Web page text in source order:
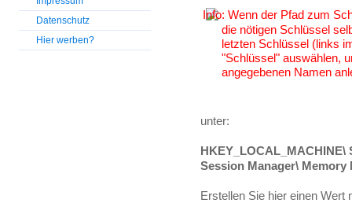
Wenn der Pfad zum
die nötigen Schlüssel
letzten Schlüssel (links
"Schlüssel" auswählen,
angegebenen Namen
unter:
Session Manager\ Memory
Erstellen Sie hier einen Wert
Datenschutz
Hier werben?